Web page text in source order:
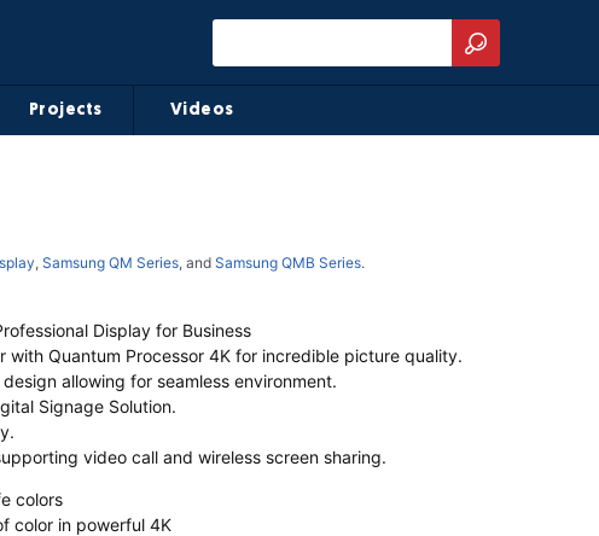
Projects Videos
Samsung QM Series , and Samsung QMB Series.
Display for Business
with Quantum Processor 4K for incredible picture quality.
allowing for seamless environment.
Signage Solution.
video call and wireless screen sharing.
colors
color in powerful 4K